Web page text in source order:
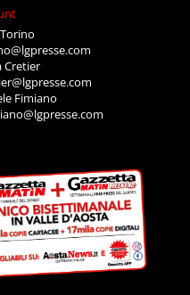
Cretier
Fimiano